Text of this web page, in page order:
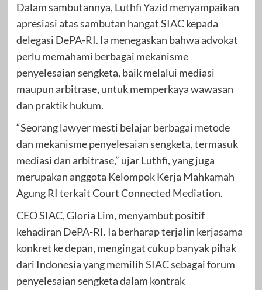
Dalam sambutannya, Luthfi Yazid menyampaikan
apresiasi atas sambutan hangat SIAC kepada
delegasi DePA-RI. Ia menegaskan bahwa advokat
perlu memahami berbagai mekanisme
penyelesaian sengketa, baik melalui mediasi
maupun arbitrase, untuk memperkaya wawasan
dan praktik hukum.
“Seorang lawyer mesti belajar berbagai metode
dan mekanisme penyelesaian sengketa, termasuk
mediasi dan arbitrase,” ujar Luthfi, yang juga
merupakan anggota Kelompok Kerja Mahkamah
Agung RI terkait Court Connected Mediation.
CEO SIAC, Gloria Lim, menyambut positif
kehadiran DePA-RI. Ia berharap terjalin kerjasama
konkret ke depan, mengingat cukup banyak pihak
dari Indonesia yang memilih SIAC sebagai forum
penyelesaian sengketa dalam kontrak